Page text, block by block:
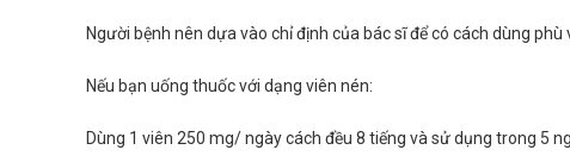
Người bệnh nên dựa vào chỉ định của bác sĩ để có cách dùng
Nếu bạn uống thuốc với dạng viên nén:
Dùng 1 viên 250 mg/ ngày cách đều 8 tiếng và sử dụng trong 5